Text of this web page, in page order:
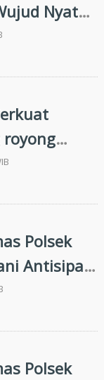
Nyata
Ketahanan
royong
Wujudkan
Polsek
Antisipasi
Polsek